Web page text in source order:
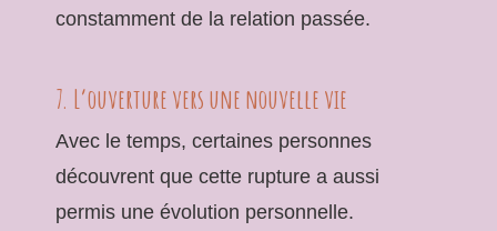
constamment de la relation passée.
7. L’ouverture vers une nouvelle vie
Avec le temps, certaines personnes
découvrent que cette rupture a aussi
permis une évolution personnelle.